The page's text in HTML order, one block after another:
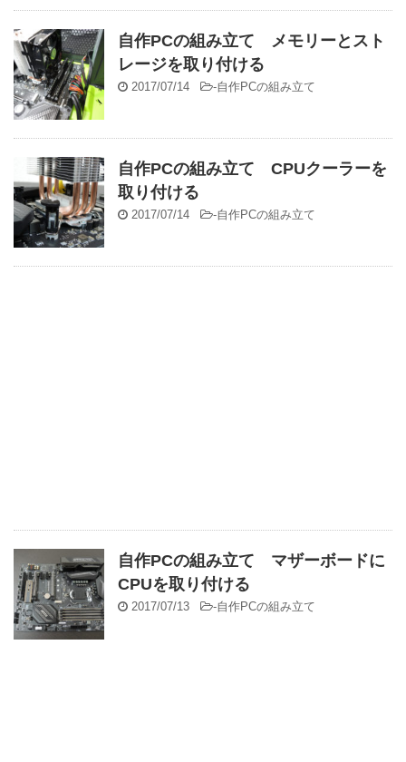
自作PCの組み立て メモリーとスト
レージを取り付ける
2017/07/14 -自作PCの組み立て
自作PCの組み立て CPUクーラーを
取り付ける
2017/07/14 -自作PCの組み立て
自作PCの組み立て マザーボードに
CPUを取り付ける
2017/07/13 -自作PCの組み立て